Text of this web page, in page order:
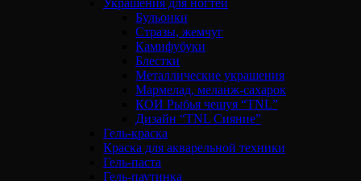
Украшения для ногтей
Бульонки
Стразы, жемчуг
Камифубуки
Блестки
Металлические украшения
Мармелад, меланж-сахарок
КОИ Рыбья чешуя “TNL”
Дизайн “TNL Сияние”
Гель-краска
Краска для акварельной техники
Гель-паста
Гель-паутинка